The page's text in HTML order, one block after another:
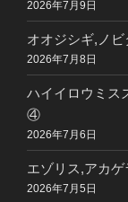
2026年7月9日
オオジシギ,ノ
2026年7月8日
ハイイロウミス
④
2026年7月6日
エゾリス,アカ
2026年7月5日